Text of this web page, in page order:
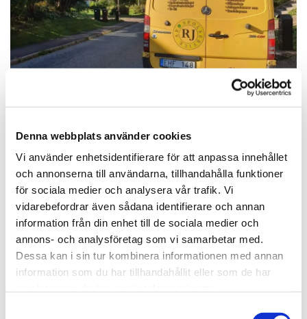
Denna webbplats använder cookies
Vi använder enhetsidentifierare för att anpassa innehållet
och annonserna till användarna, tillhandahålla funktioner
för sociala medier och analysera vår trafik. Vi
vidarebefordrar även sådana identifierare och annan
information från din enhet till de sociala medier och
annons- och analysföretag som vi samarbetar med.
Dessa kan i sin tur kombinera informationen med annan
information som du har tillhandahållit eller som de har
Lämna gärna ett omdöme eller
läs tidigare recensioner
LÄMNA GÄRNA EN RECENSION